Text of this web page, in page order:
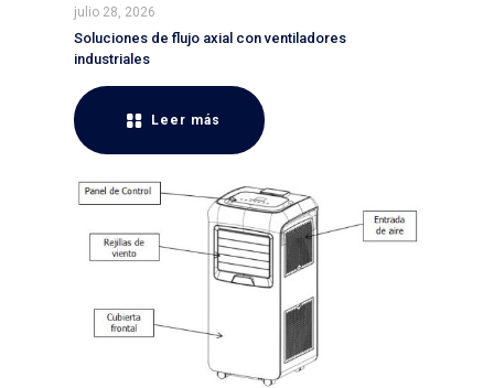
julio 28, 2026
Soluciones de flujo axial con ventiladores
industriales
Leer más